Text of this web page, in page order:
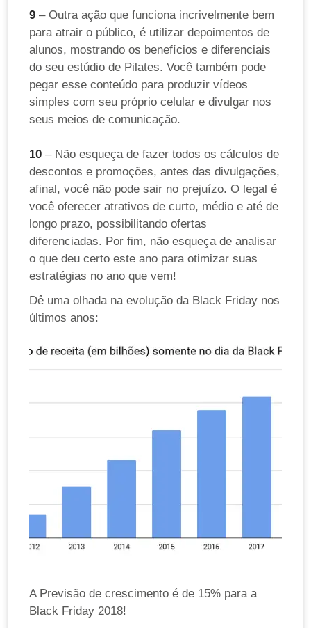
9 – Outra ação que funciona incrivelmente bem
para atrair o público, é utilizar depoimentos de
alunos, mostrando os benefícios e diferenciais
do seu estúdio de Pilates. Você também pode
pegar esse conteúdo para produzir vídeos
simples com seu próprio celular e divulgar nos
seus meios de comunicação.
10 – Não esqueça de fazer todos os cálculos de
descontos e promoções, antes das divulgações,
afinal, você não pode sair no prejuízo. O legal é
você oferecer atrativos de curto, médio e até de
longo prazo, possibilitando ofertas
diferenciadas. Por fim, não esqueça de analisar
o que deu certo este ano para otimizar suas
estratégias no ano que vem!
Dê uma olhada na evolução da Black Friday nos
últimos anos:
A Previsão de crescimento é de 15% para a
Black Friday 2018!